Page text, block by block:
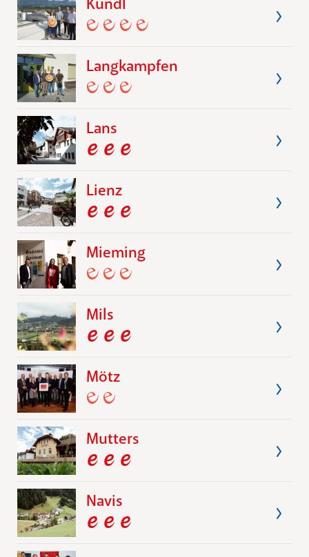
Langkampfen
Lans
Lienz
Mieming
Mils
Mötz
Mutters
Navis